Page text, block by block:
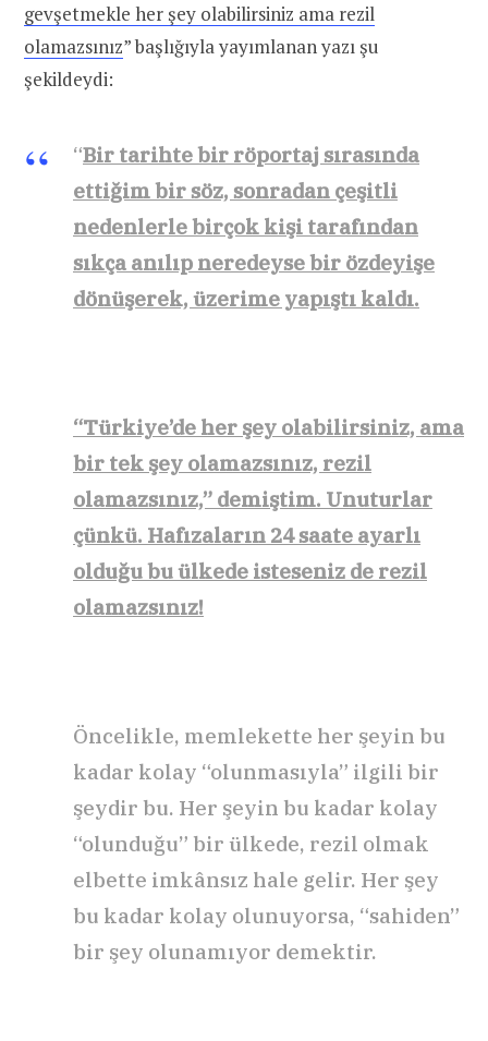
gevşetmekle her şey olabilirsiniz ama rezil
olamazsınız” başlığıyla yayımlanan yazı şu
şekildeydi:
“Bir tarihte bir röportaj sırasında
ettiğim bir söz, sonradan çeşitli
nedenlerle birçok kişi tarafından
sıkça anılıp neredeyse bir özdeyişe
dönüşerek, üzerime yapıştı kaldı.
“Türkiye’de her şey olabilirsiniz, ama
bir tek şey olamazsınız, rezil
olamazsınız,” demiştim. Unuturlar
çünkü. Hafızaların 24 saate ayarlı
olduğu bu ülkede isteseniz de rezil
olamazsınız!
Öncelikle, memlekette her şeyin bu
kadar kolay “olunmasıyla” ilgili bir
şeydir bu. Her şeyin bu kadar kolay
“olunduğu” bir ülkede, rezil olmak
elbette imkânsız hale gelir. Her şey
bu kadar kolay olunuyorsa, “sahiden”
bir şey olunamıyor demektir.